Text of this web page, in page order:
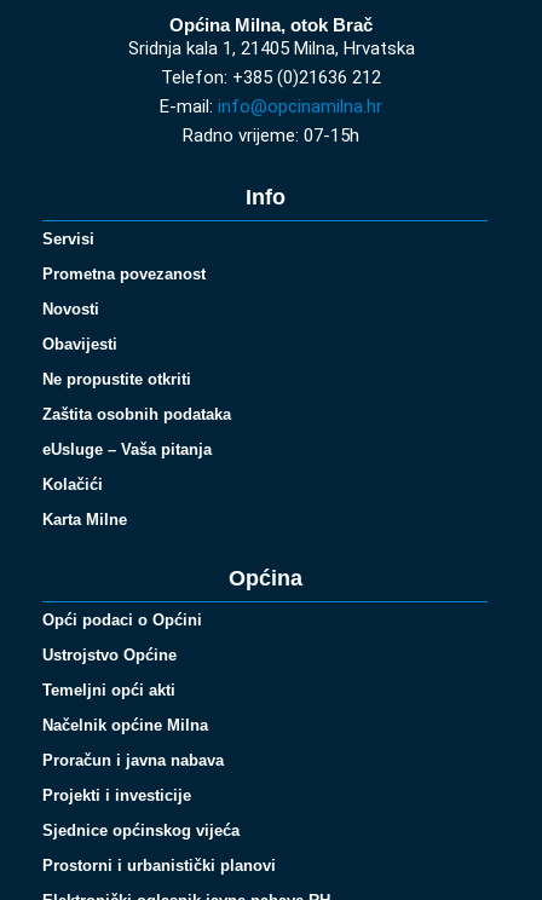
Općina Milna, otok Brač
Sridnja kala 1, 21405 Milna, Hrvatska
Telefon: +385 (0)21636 212
E-mail: info@opcinamilna.hr
Radno vrijeme: 07-15h
Info
Servisi
Prometna povezanost
Novosti
Obavijesti
Ne propustite otkriti
Zaštita osobnih podataka
eUsluge – Vaša pitanja
Kolačići
Karta Milne
Općina
Opći podaci o Općini
Ustrojstvo Općine
Temeljni opći akti
Načelnik općine Milna
Proračun i javna nabava
Projekti i investicije
Sjednice općinskog vijeća
Prostorni i urbanistički planovi